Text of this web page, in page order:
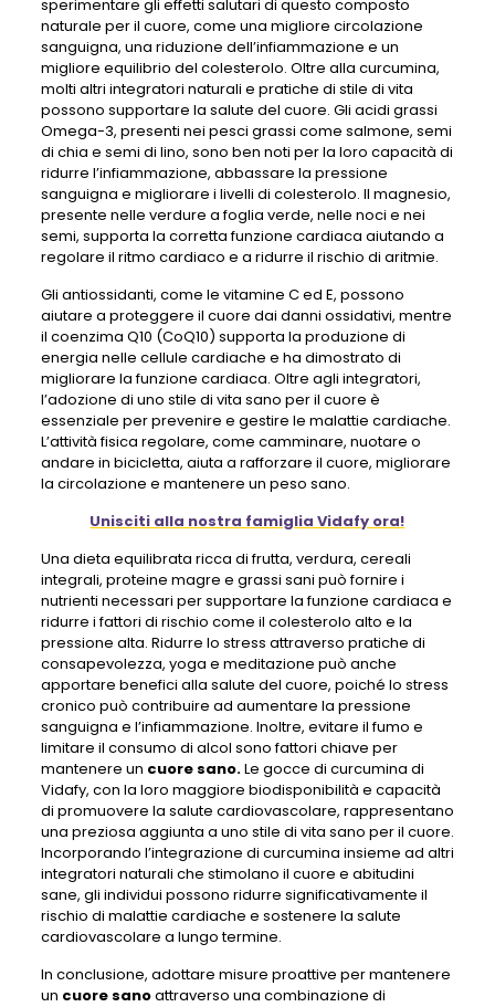
sperimentare gli effetti salutari di questo composto
naturale per il cuore, come una migliore circolazione
sanguigna, una riduzione dell’infiammazione e un
migliore equilibrio del colesterolo. Oltre alla curcumina,
molti altri integratori naturali e pratiche di stile di vita
possono supportare la salute del cuore. Gli acidi grassi
Omega-3, presenti nei pesci grassi come salmone, semi
di chia e semi di lino, sono ben noti per la loro capacità di
ridurre l’infiammazione, abbassare la pressione
sanguigna e migliorare i livelli di colesterolo. Il magnesio,
presente nelle verdure a foglia verde, nelle noci e nei
semi, supporta la corretta funzione cardiaca aiutando a
regolare il ritmo cardiaco e a ridurre il rischio di aritmie.
Gli antiossidanti, come le vitamine C ed E, possono
aiutare a proteggere il cuore dai danni ossidativi, mentre
il coenzima Q10 (CoQ10) supporta la produzione di
energia nelle cellule cardiache e ha dimostrato di
migliorare la funzione cardiaca. Oltre agli integratori,
l’adozione di uno stile di vita sano per il cuore è
essenziale per prevenire e gestire le malattie cardiache.
L’attività fisica regolare, come camminare, nuotare o
andare in bicicletta, aiuta a rafforzare il cuore, migliorare
la circolazione e mantenere un peso sano.
Unisciti alla nostra famiglia Vidafy ora!
Una dieta equilibrata ricca di frutta, verdura, cereali
integrali, proteine ​​magre e grassi sani può fornire i
nutrienti necessari per supportare la funzione cardiaca e
ridurre i fattori di rischio come il colesterolo alto e la
pressione alta. Ridurre lo stress attraverso pratiche di
consapevolezza, yoga e meditazione può anche
apportare benefici alla salute del cuore, poiché lo stress
cronico può contribuire ad aumentare la pressione
sanguigna e l’infiammazione. Inoltre, evitare il fumo e
limitare il consumo di alcol sono fattori chiave per
mantenere un cuore sano.Le gocce di curcumina di
Vidafy, con la loro maggiore biodisponibilità e capacità
di promuovere la salute cardiovascolare, rappresentano
una preziosa aggiunta a uno stile di vita sano per il cuore.
Incorporando l’integrazione di curcumina insieme ad altri
integratori naturali che stimolano il cuore e abitudini
sane, gli individui possono ridurre significativamente il
rischio di malattie cardiache e sostenere la salute
cardiovascolare a lungo termine.
In conclusione, adottare misure proattive per mantenere
un cuore sanoattraverso una combinazione di